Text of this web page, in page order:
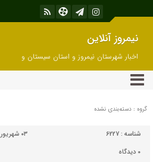
نیمروز آنلاین
اخبار شهرستان نیمروز و استان سیستان و
بلوچستان
گروه : دسته‌بندی نشده
شناسه : 6227
۰۳ شهریور ۱۴۰۴ - ۲۳:۵۸
۰ دیدگاه